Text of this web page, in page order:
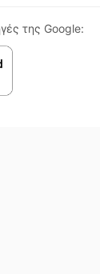
της Google: